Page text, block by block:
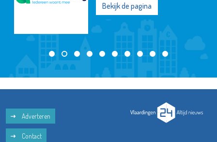
Bekijk de pagina
Adverteren
Contact